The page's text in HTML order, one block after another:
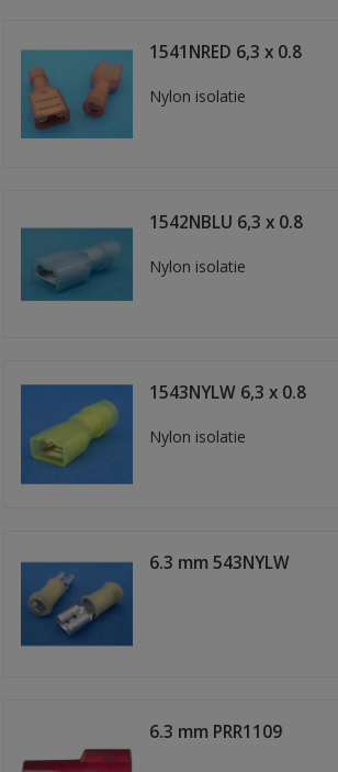
1541NRED 6,3 x 0.8
Nylon isolatie
1542NBLU 6,3 x 0.8
Nylon isolatie
1543NYLW 6,3 x 0.8
Nylon isolatie
6.3 mm 543NYLW
6.3 mm PRR1109